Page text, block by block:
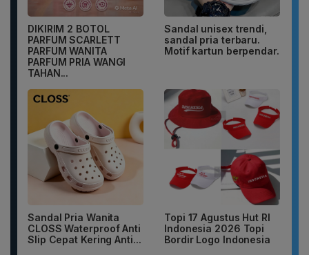
DIKIRIM 2 BOTOL
PARFUM SCARLETT
PARFUM WANITA
PARFUM PRIA WANGI
TAHAN...
Sandal unisex trendi,
sandal pria terbaru.
Motif kartun berpendar.
Sandal Pria Wanita
CLOSS Waterproof Anti
Slip Cepat Kering Anti...
Topi 17 Agustus Hut RI
Indonesia 2026 Topi
Bordir Logo Indonesia